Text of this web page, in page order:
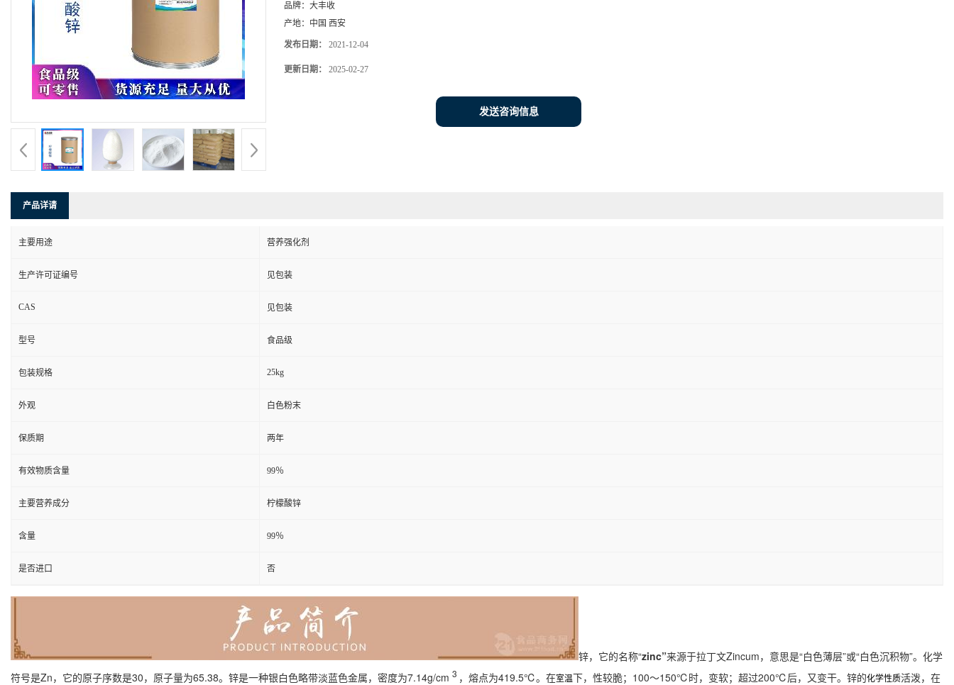
品牌： 大丰收
产地： 中国 西安
发布日期： 2021-12-04
更新日期： 2025-02-27
发送咨询信息
产品详请
主要用途 营养强化剂
生产许可证编号 见包装
CAS 见包装
型号 食品级
包装规格 25kg
外观 白色粉末
保质期 两年
有效物质含量 99％
主要营养成分 柠檬酸锌
含量 99％
是否进口 否
锌，它的名称“zinc”来源于拉丁文Zincum，意思是“白色薄层”或“白色沉积物”。化学
符号是Zn，它的原子序数是30，原子量为65.38。锌是一种银白色略带淡蓝色金属，密度为7.14g/cm 3 ，熔点为419.5℃。在室温下，性较脆；100～150℃时，变软；超过200℃后，又变干。锌的化学性质活泼，在